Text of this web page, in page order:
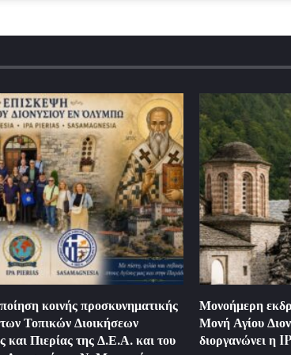
κοινής προσκυνηματικής
Τοπικών Διοικήσεων
και Πιερίας της Δ.Ε.Α. και του
Μονοήμερη
Μονή Αγίου
διοργανώνει η